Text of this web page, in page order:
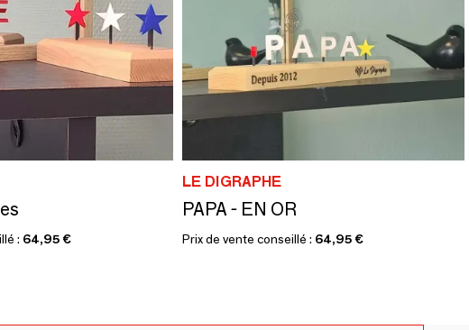
: 64,95 €
LE DIGRAPHE
PAPA - EN OR
Prix de vente conseillé : 64,95 €